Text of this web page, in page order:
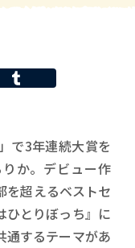
で3年連続大賞を
か。デビュー作
を超えるベストセ
ひとりぼっち』に
通するテーマがあ